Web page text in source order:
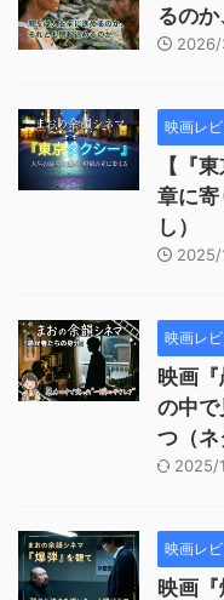
るの
映画レ
【『
章に
し）
2025/
映画レ
映画
の中で
つ（ネ
2025/
映画レ
映画